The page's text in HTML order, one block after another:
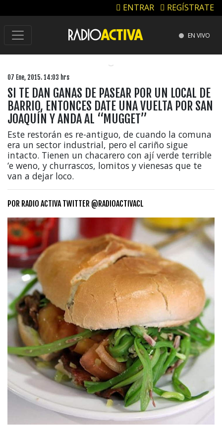
ENTRAR REGÍSTRATE
EN VIVO
07 Ene, 2015. 14:03 hrs
SI TE DAN GANAS DE PASEAR POR UN LOCAL DE
BARRIO, ENTONCES DATE UNA VUELTA POR SAN
JOAQUÍN Y ANDA AL “MUGGET”
Este restorán es re-antiguo, de cuando la comuna
era un sector industrial, pero el cariño sigue
intacto. Tienen un chacarero con ají verde terrible
‘e weno, y churrascos, lomitos y vienesas que te
van a dejar loco.
POR RADIO ACTIVA TWITTER @RADIOACTIVACL